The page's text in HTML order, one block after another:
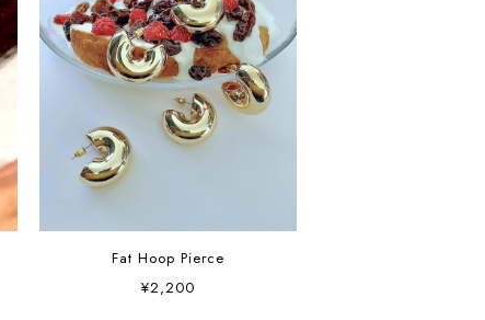
Fat Hoop Pierce
¥2,200